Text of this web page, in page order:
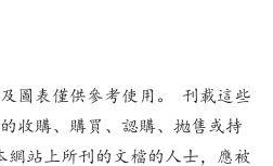
圖表僅供參考使用。 刊載這些
收購、購買、認購、拋售或持
站上所刊的文檔的人士，應被